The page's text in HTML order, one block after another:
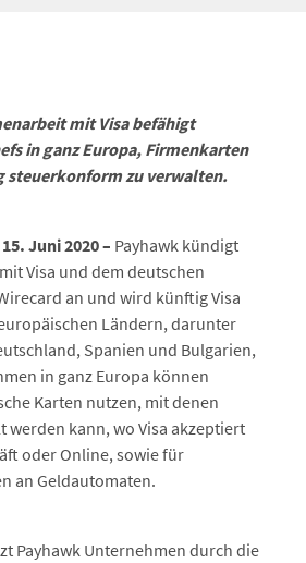
mit Visa befähigt
in ganz Europa, Firmenkarten
steuerkonform zu verwalten.
Juni 2020 – Payhawk kündigt
Visa und dem deutschen
an und wird künftig Visa
Ländern, darunter
Spanien und Bulgarien,
in ganz Europa können
Karten nutzen, mit denen
werden kann, wo Visa akzeptiert
oder Online, sowie für
an Geldautomaten.
Payhawk Unternehmen durch die